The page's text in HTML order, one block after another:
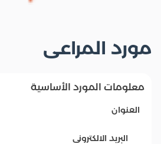
مورد المراعى
معلومات المورد الأساسية
العنوان
البريد الالكترونى